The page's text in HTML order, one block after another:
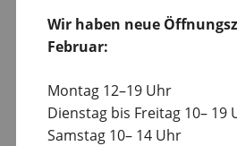
Wir haben neue
Februar:
Montag 12–19 Uhr
Dienstag bis Freitag 10– 19
Samstag 10– 14 Uhr